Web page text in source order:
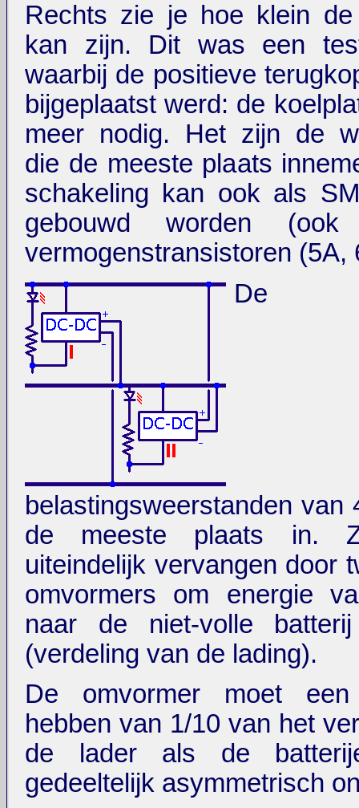
Rechts zie je hoe klein de
kan zijn. Dit was een
waarbij de positieve
bijgeplaatst werd: de
meer nodig. Het zijn de
die de meeste plaats
schakeling kan ook als
gebouwd worden
vermogenstransistoren (5A,
De
belastingsweerstanden van
de meeste plaats in.
uiteindelijk vervangen door
omvormers om energie
naar de niet-volle
(verdeling van de lading).
De omvormer moet een
hebben van 1/10 van het
de lader als de
gedeeltelijk asymmetrisch